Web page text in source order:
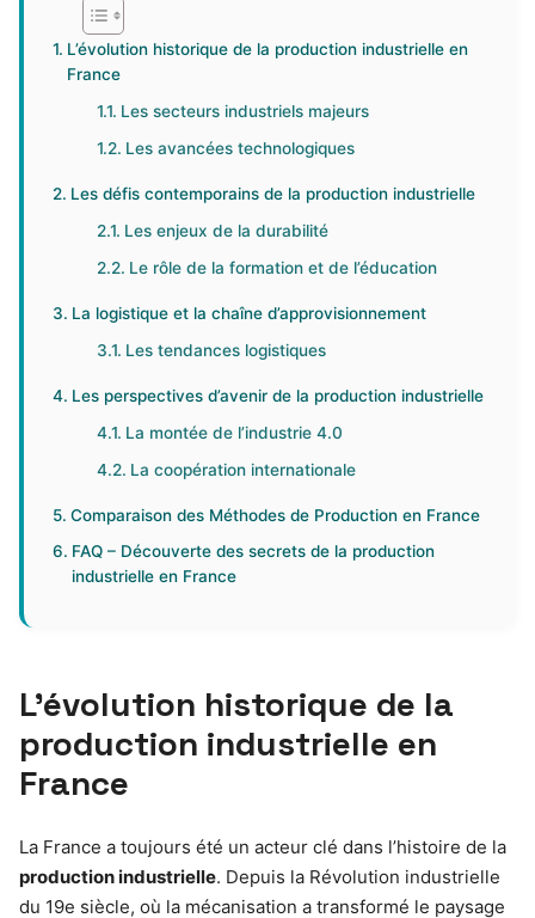
L’évolution historique de la production industrielle en
France
Les secteurs industriels majeurs
Les avancées technologiques
Les défis contemporains de la production industrielle
Les enjeux de la durabilité
Le rôle de la formation et de l’éducation
La logistique et la chaîne d’approvisionnement
Les tendances logistiques
Les perspectives d’avenir de la production industrielle
La montée de l’industrie 4.0
La coopération internationale
Comparaison des Méthodes de Production en France
FAQ – Découverte des secrets de la production
industrielle en France
L’évolution historique de la
production industrielle en
France
La France a toujours été un acteur clé dans l’histoire de la
production industrielle. Depuis la Révolution industrielle
du 19e siècle, où la mécanisation a transformé le paysage